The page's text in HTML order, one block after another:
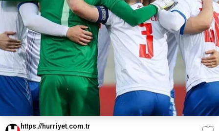
https://hurriyet.com.tr